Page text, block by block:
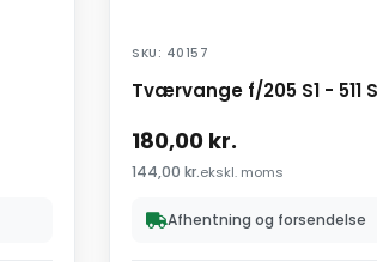
SKU: 40157
Tværvange f/205 S1 - 511
180,00 kr.
144,00 kr.ekskl. moms
Afhentning og forsendelse